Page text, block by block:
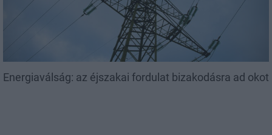
Energiaválság: az éjszakai fordulat bizakodásra ad okot